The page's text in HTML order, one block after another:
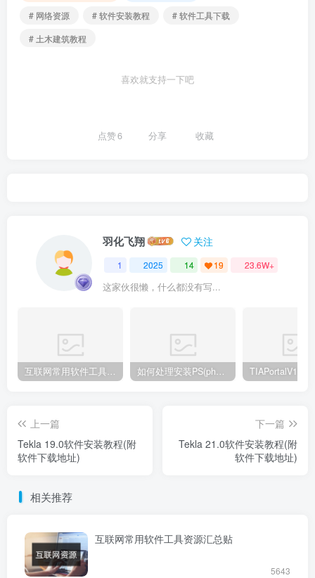
# 网络资源
# 软件安装教程
# 软件工具下载
# 土木建筑教程
喜欢就支持一下吧
点赞6 分享 收藏
羽化飞翔 关注
1 2025 14 19 23.6W+
这家伙很懒，什么都没有写...
互联网常用软件工具资源汇总贴 如何处理安装PS(photoshop cc2018) 时，提示系统或者IE浏览器需要升级
上一篇
Tekla 19.0软件安装教程(附
软件下载地址)
下一篇
​Tekla 21.0软件安装教程(附
软件下载地址)
相关推荐
互联网常用软件工具资源汇总贴
5643